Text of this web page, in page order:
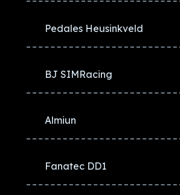
Pedales Heusinkveld
BJ SIMRacing
Almiun
Fanatec DD1